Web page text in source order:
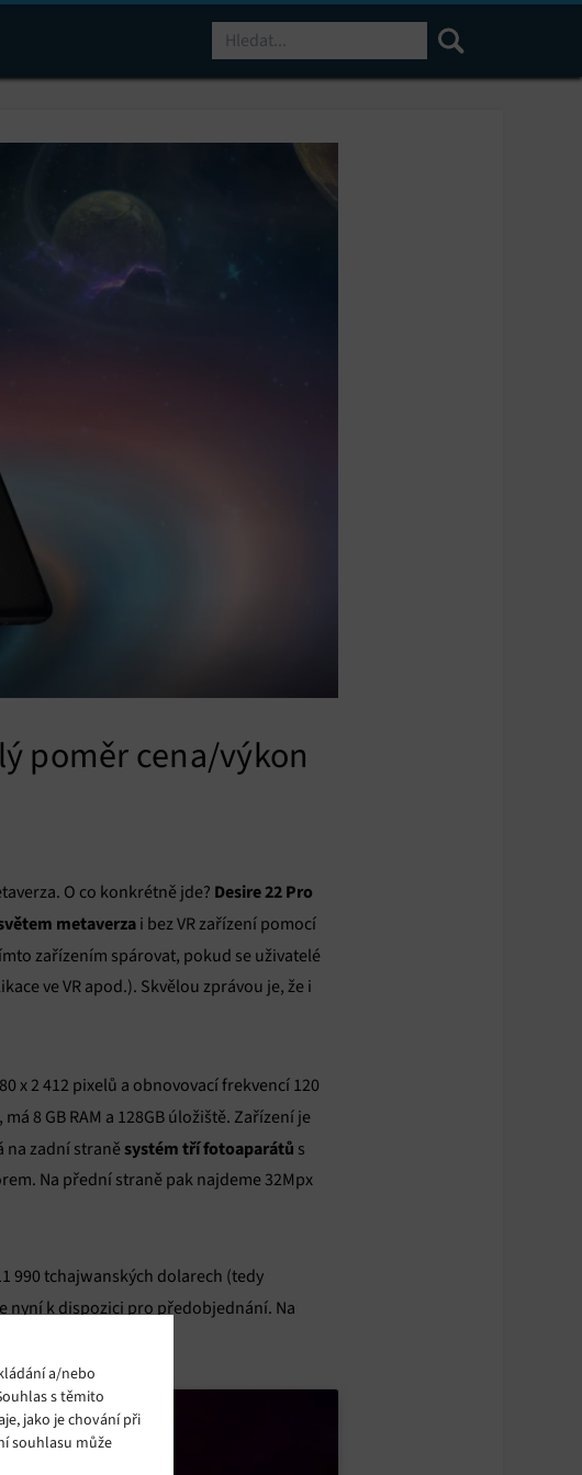
a/nebo
s těmito
jako je chování při
souhlasu může
poměr cena/výkon
O co konkrétně jde? Desire 22 Pro
metaverza i bez VR zařízení pomocí
zařízením spárovat, pokud se uživatelé
ve VR apod.). Skvělou zprávou je, že i
x 2 412 pixelů a obnovovací frekvencí 120
8 GB RAM a 128GB úložiště. Zařízení je
na zadní straně systém tří fotoaparátů s
Na přední straně pak najdeme 32Mpx
990 tchajwanských dolarech (tedy
nyní k dispozici pro předobjednání. Na